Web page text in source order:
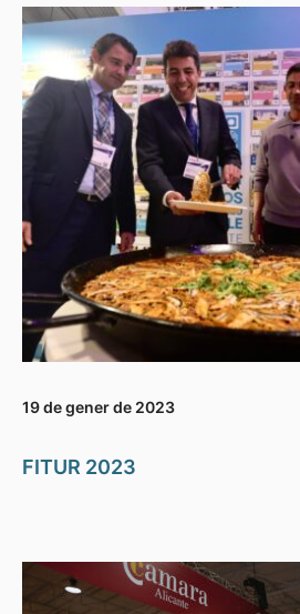
19 de gener de 2023
FITUR 2023